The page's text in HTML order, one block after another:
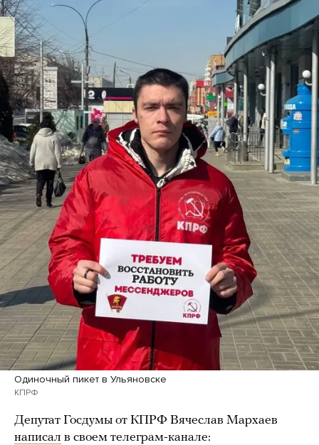
Одиночный пикет в Ульяновске
КПРФ
Депутат Госдумы от КПРФ Вячеслав Мархаев
написал в своем телеграм-канале: